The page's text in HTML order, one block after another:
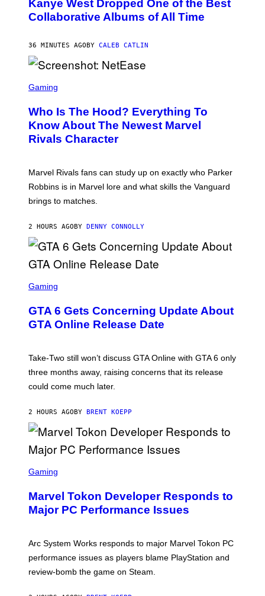
B
Y
N
E
O
Z
A
R
K
G
E
T
Y
A
G
E
F
R
V
V
O
)
Kanye West Dropped One of the Best
Collaborative Albums of All Time
36 MINUTES AGO BY CALEB CATLIN
C
E
N
S
H
N
E
E
E
Gaming
Who Is The Hood? Everything To
Know About The Newest Marvel
Rivals Character
Marvel Rivals fans can study up on exactly who Parker
Robbins is in Marvel lore and what skills the Vanguard
brings to matches.
2 HOURS AGO BY DENNY CONNOLLY
C
E
N
S
T
R
C
S
A
G
A
E
Gaming
GTA 6 Gets Concerning Update About
GTA Online Release Date
Take-Two still won’t discuss GTA Online with GTA 6 only
three months away, raising concerns that its release
could come much later.
2 HOURS AGO BY BRENT KOEPP
C
E
N
S
T
P
A
Gaming
Marvel Tokon Developer Responds to
Major PC Performance Issues
Arc System Works responds to major Marvel Tokon PC
performance issues as players blame PlayStation and
review-bomb the game on Steam.